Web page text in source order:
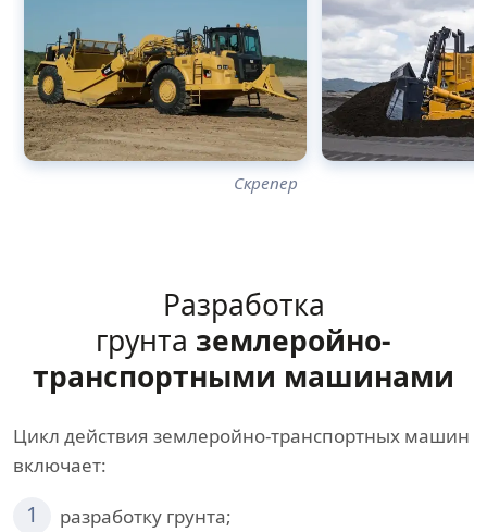
Скрепер
Разработка
грунта землеройно-
транспортными машинами
Цикл действия землеройно-транспортных машин
включает:
1 разработку грунта;